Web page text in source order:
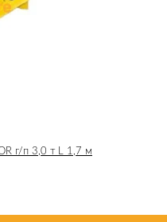
г/п 3,0 т L 1,7 м